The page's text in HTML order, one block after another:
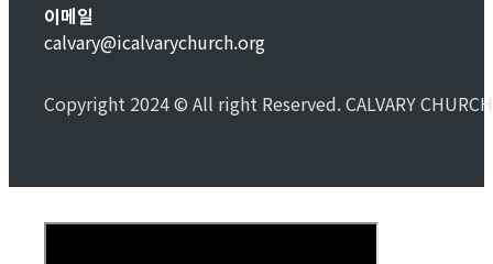
이메일
calvary@icalvarychurch.org
Copyright 2024 © All right Reserved. CALVARY CHURCH